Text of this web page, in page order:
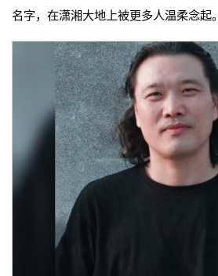
名字，在潇湘大地上被更多人温柔念起。